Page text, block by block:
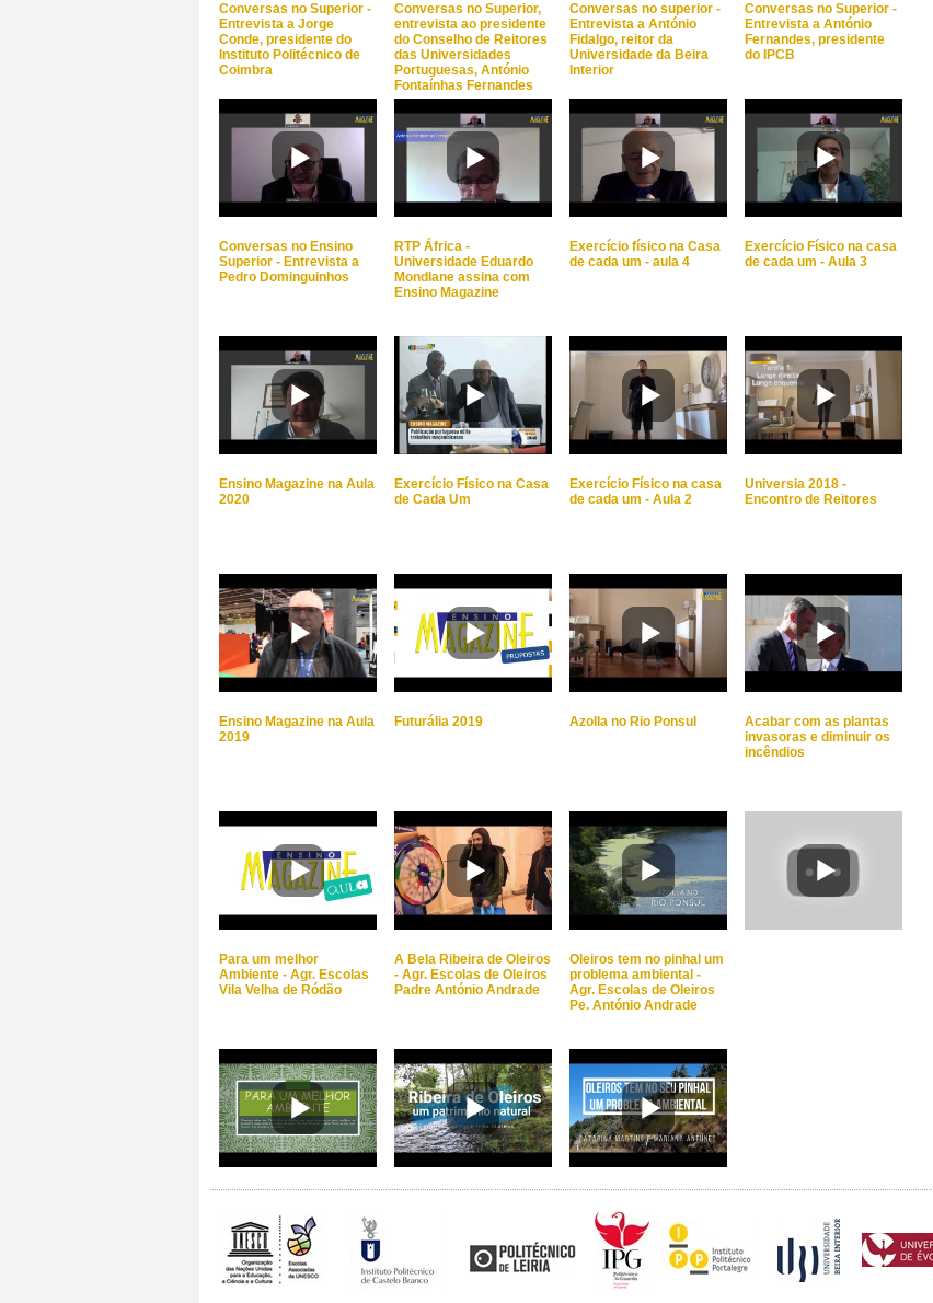
Conversas no Superior -
Entrevista a Jorge
Conde, presidente do
Instituto Politécnico de
Coimbra
Conversas no Superior,
entrevista ao presidente
do Conselho de Reitores
das Universidades
Portuguesas, António
Fontaínhas Fernandes
Conversas no superior -
Entrevista a António
Fidalgo, reitor da
Universidade da Beira
Interior
Conversas no Superior -
Entrevista a António
Fernandes, presidente
do IPCB
Conversas no Ensino
Superior - Entrevista a
Pedro Dominguinhos
RTP África -
Universidade Eduardo
Mondlane assina com
Ensino Magazine
Exercício físico na Casa
de cada um - aula 4
Exercício Físico na casa
de cada um - Aula 3
Ensino Magazine na Aula
2020
Exercício Físico na Casa
de Cada Um
Exercício Físico na casa
de cada um - Aula 2
Universia 2018 -
Encontro de Reitores
Ensino Magazine na Aula
2019
Futurália 2019 Azolla no Rio Ponsul
Acabar com as plantas
invasoras e diminuir os
incêndios
Para um melhor
Ambiente - Agr. Escolas
Vila Velha de Ródão
A Bela Ribeira de Oleiros
- Agr. Escolas de Oleiros
Padre António Andrade
Oleiros tem no pinhal um
problema ambiental -
Agr. Escolas de Oleiros
Pe. António Andrade